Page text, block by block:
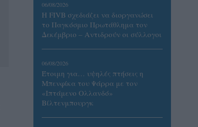
06/08/2026
Η FIVB σχεδιάζει να διοργανώσει
το Παγκόσμιο Πρωτάθλημα τον
Δεκέμβριο – Αντιδρούν οι σύλλογοι
06/08/2026
Έτοιμη για… υψηλές πτήσεις η
Μπενφίκα του Ψάρρα με τον
«Ιπτάμενο Ολλανδό»
Βίλτενμπουργκ